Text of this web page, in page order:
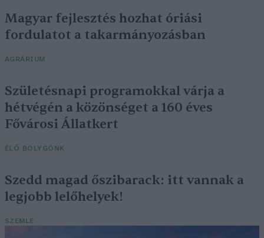
Magyar fejlesztés hozhat óriási
fordulatot a takarmányozásban
AGRÁRIUM
Születésnapi programokkal várja a
hétvégén a közönséget a 160 éves
Fővárosi Állatkert
ÉLŐ BOLYGÓNK
Szedd magad őszibarack: itt vannak a
legjobb lelőhelyek!
SZEMLE